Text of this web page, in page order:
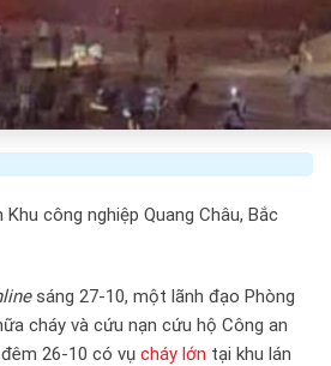
công nghiệp Quang Châu, Bắc
sáng 27-10, một lãnh đạo Phòng
cháy và cứu nạn cứu hộ Công an
26-10 có vụ cháy lớn tại khu lán